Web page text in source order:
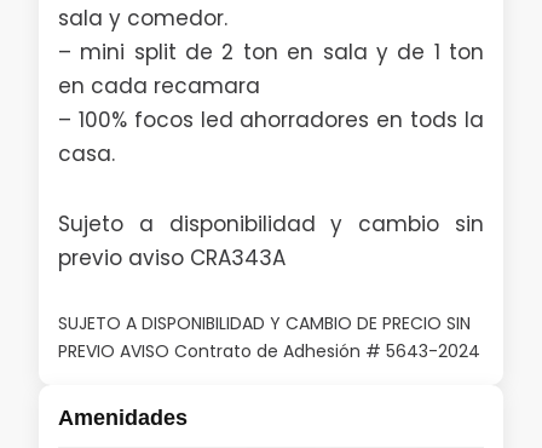
sala y comedor.
– mini split de 2 ton en sala y de 1 ton
en cada recamara
– 100% focos led ahorradores en tods la
casa.
Sujeto a disponibilidad y cambio sin
previo aviso CRA343A
SUJETO A DISPONIBILIDAD Y CAMBIO DE PRECIO SIN
PREVIO AVISO Contrato de Adhesión # 5643-2024
Amenidades